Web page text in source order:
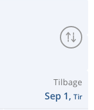
Tilbage
Sep 1, Tir